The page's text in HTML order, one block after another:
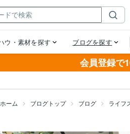
会員登録で
ホーム ブログトップ ブログ ライフ